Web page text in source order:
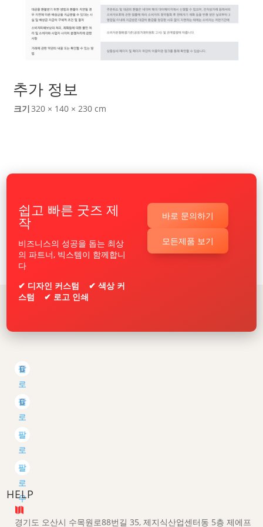
추가 정보
크기320 × 140 × 230 cm
쉽고 빠른 굿즈 제
작
비즈니스의 성공을 돕는 최상
의 파트너, 빅스템이 함께합니
다
✔ 디자인 커스텀 ✔ 색상 커
스텀 ✔ 로고 인쇄
바로 문의하기
모든제품 보기
팔
로
우
팔
로
우
팔
로
우
팔
로
우
HELP

경기도 오산시 수목원로88번길 35, 제지식산업센터동 5층 제에프